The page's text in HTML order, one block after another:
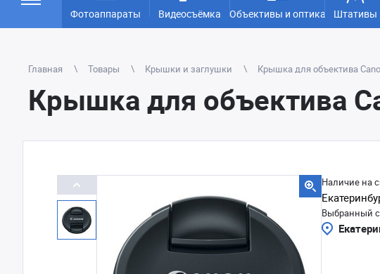
Фотоаппараты Видеосъёмка Объективы и оптика Штативы
Главная Товары Крышки и заглушки Крышка для объектива
Крышка для объектива
Наличие на
Выбранный